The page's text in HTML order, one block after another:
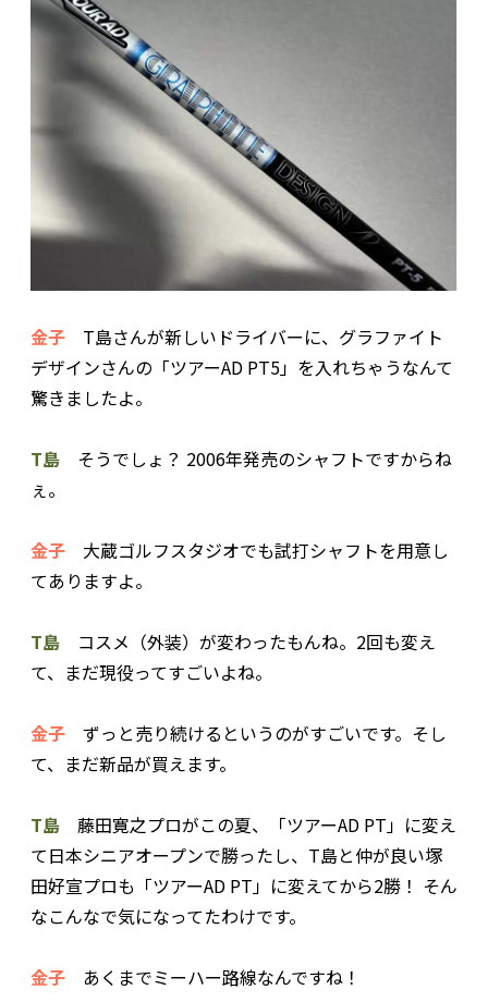
金子 T島さんが新しいドライバーに、グラファイト
デザインさんの「ツアーAD PT5」を入れちゃうなんて
驚きましたよ。
T島 そうでしょ？ 2006年発売のシャフトですからね
ぇ。
金子 大蔵ゴルフスタジオでも試打シャフトを用意し
てありますよ。
T島 コスメ（外装）が変わったもんね。2回も変え
て、まだ現役ってすごいよね。
金子 ずっと売り続けるというのがすごいです。そし
て、まだ新品が買えます。
T島 藤田寛之プロがこの夏、「ツアーAD PT」に変え
て日本シニアオープンで勝ったし、T島と仲が良い塚
田好宣プロも「ツアーAD PT」に変えてから2勝！ そん
なこんなで気になってたわけです。
金子 あくまでミーハー路線なんですね！